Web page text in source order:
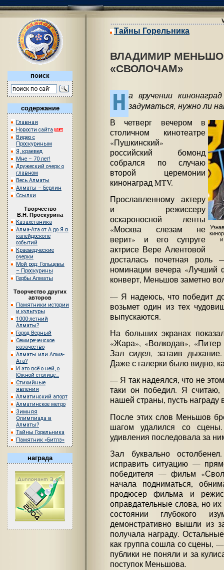
поиск
содержание
Главная
Новости сайта
Видео с
Проскуриным
Я, краевед
Мне – 70 лет!
Дружеский очерк о
главном
Весь Алматы
Алматы – Берлин
Ссылки
Творчество
В.Н. Проскурина
Казахстаника
Алма-Ата от А до Я в
калейдоскопе
событий
Краеведческие
очерки
Мой род: Гольцевы
– Проскурины
Гербы Алматы
Творчество других
авторов
Памятники истории
и культуры
1000-летний
Алматы?
Город Верный
Семиреченское
казачество
Алматы или Алма-
Ата?
И это всё о ней, о
Южной столице…
Стихийные
явления
Алматинский апорт
Алматинское метро
Зимняя
Олимпиада в
Алматы?
Тайны Горельника
Памятник «Битлз»
награда
Тайны Горельника
ВЛАДИМИР
«СВОЛОЧАМ»
Н а вручении
задуматься, нужно ли
и
В четверг вечером в
столичном кинотеатре
«Пушкинский»
российский бомонд
собрался по случаю
второй церемонии
кинонаград MTV.
Прославленному актеру
и режиссеру
оскароносной ленты
«Москва слезам не
верит» и его супруге
актрисе Вере Алентовой
досталась почетная роль
номинации вечера «Лучший
конверт, Меньшов заметно
— Я надеюсь, что победит
возьмет один из тех
выпускаются.
На больших экранах
«Жара», «Волкодав»,
Зал сидел, затаив
Даже с галерки было видно,
— Я так надеялся, что не
таки он победил. Я
нашей страны, пусть
После этих слов Меньшов
шагом удалился со
удивления последовала за
Зал буквально
исправить ситуацию —
победителя — фильм
начала подниматься,
продюсер фильма и
оправдательные слова, но
состоянии глубокого
демонстративно вышли из
получала награду.
как группа сошла со сцены,
публики не поняли и за
поступок Меньшова.